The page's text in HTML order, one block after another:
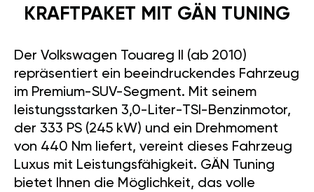
KRAFTPAKET MIT GÄN TUNING
Der Volkswagen Touareg II (ab 2010)
repräsentiert ein beeindruckendes Fahrzeug
im Premium-SUV-Segment. Mit seinem
leistungsstarken 3,0-Liter-TSI-Benzinmotor,
der 333 PS (245 kW) und ein Drehmoment
von 440 Nm liefert, vereint dieses Fahrzeug
Luxus mit Leistungsfähigkeit. GÄN Tuning
bietet Ihnen die Möglichkeit, das volle